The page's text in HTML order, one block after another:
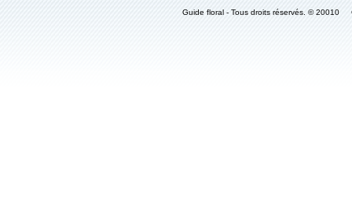
Guide floral - Tous droits réservés. ©